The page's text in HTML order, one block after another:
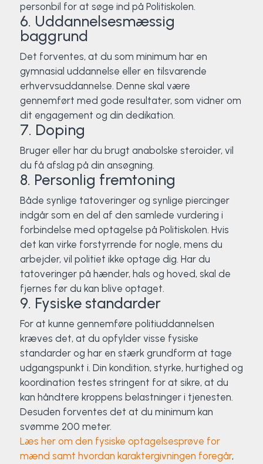
personbil for at søge ind på Politiskolen.
6. Uddannelsesmæssig
baggrund
Det forventes, at du som minimum har en
gymnasial uddannelse eller en tilsvarende
erhvervsuddannelse. Denne skal være
gennemført med gode resultater, som vidner om
dit engagement og din dedikation.
7. Doping
Bruger eller har du brugt anabolske steroider, vil
du få afslag på din ansøgning.
8. Personlig fremtoning
Både synlige tatoveringer og synlige piercinger
indgår som en del af den samlede vurdering i
forbindelse med optagelse på Politiskolen. Hvis
det kan virke forstyrrende for nogle, mens du
arbejder, vil politiet ikke optage dig. Har du
tatoveringer på hænder, hals og hoved, skal de
fjernes før du kan blive optaget.
9. Fysiske standarder
For at kunne gennemføre politiuddannelsen
kræves det, at du opfylder visse fysiske
standarder og har en stærk grundform at tage
udgangspunkt i. Din kondition, styrke, hurtighed og
koordination testes stringent for at sikre, at du
kan håndtere kroppens belastninger i tjenesten.
Desuden forventes det at du minimum kan
svømme 200 meter.
Læs her om den fysiske optagelsesprøve for
mænd samt hvordan karaktergivningen foregår,